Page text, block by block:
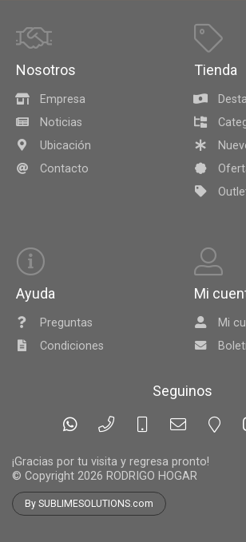
Nosotros
Empresa
Noticias
Ubicación
Contacto
Tienda
Ayuda
Preguntas
Condiciones
Mi
Mi
Seguinos
¡Gracias por tu visita y regresa pronto!
© Copyright 2026 RODRIGO HOGAR
By SUBLIMESOLUTIONS.com